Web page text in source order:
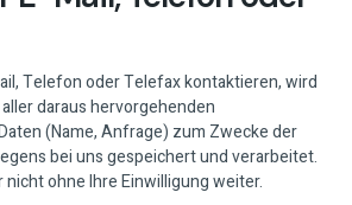
Telefon oder Telefax kontaktieren, wird
daraus hervorgehenden
(Name, Anfrage) zum Zwecke der
bei uns gespeichert und verarbeitet.
nicht ohne Ihre Einwilligung weiter.